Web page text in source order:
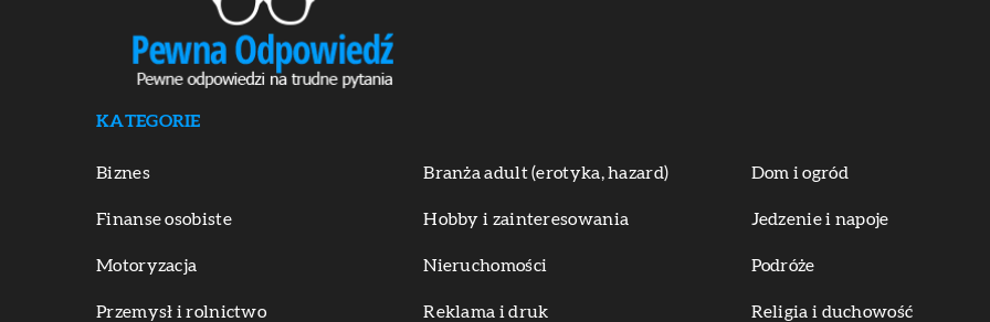
KATEGORIE
Biznes Branża adult (erotyka, hazard) Dom i ogród
Finanse osobiste Hobby i zainteresowania Jedzenie i napoje
Motoryzacja Nieruchomości Podróże
Przemysł i rolnictwo Reklama i druk Religia i duchowość